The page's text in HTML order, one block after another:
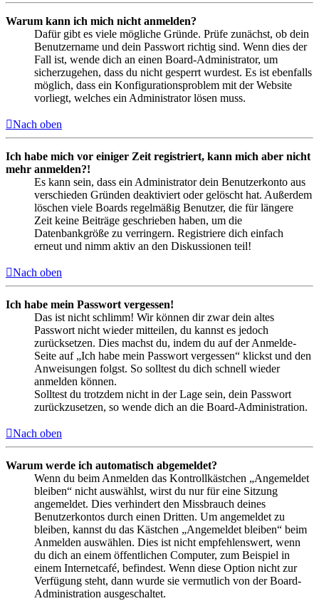
Warum kann ich mich nicht anmelden?
Dafür gibt es viele mögliche Gründe. Prüfe zunächst, ob dein
Benutzername und dein Passwort richtig sind. Wenn dies der
Fall ist, wende dich an einen Board-Administrator, um
sicherzugehen, dass du nicht gesperrt wurdest. Es ist ebenfalls
möglich, dass ein Konfigurationsproblem mit der Website
vorliegt, welches ein Administrator lösen muss.
Nach oben
Ich habe mich vor einiger Zeit registriert, kann mich aber nicht
mehr anmelden?!
Es kann sein, dass ein Administrator dein Benutzerkonto aus
verschieden Gründen deaktiviert oder gelöscht hat. Außerdem
löschen viele Boards regelmäßig Benutzer, die für längere
Zeit keine Beiträge geschrieben haben, um die
Datenbankgröße zu verringern. Registriere dich einfach
erneut und nimm aktiv an den Diskussionen teil!
Nach oben
Ich habe mein Passwort vergessen!
Das ist nicht schlimm! Wir können dir zwar dein altes
Passwort nicht wieder mitteilen, du kannst es jedoch
zurücksetzen. Dies machst du, indem du auf der Anmelde-
Seite auf „Ich habe mein Passwort vergessen“ klickst und den
Anweisungen folgst. So solltest du dich schnell wieder
anmelden können.
Solltest du trotzdem nicht in der Lage sein, dein Passwort
zurückzusetzen, so wende dich an die Board-Administration.
Nach oben
Warum werde ich automatisch abgemeldet?
Wenn du beim Anmelden das Kontrollkästchen „Angemeldet
bleiben“ nicht auswählst, wirst du nur für eine Sitzung
angemeldet. Dies verhindert den Missbrauch deines
Benutzerkontos durch einen Dritten. Um angemeldet zu
bleiben, kannst du das Kästchen „Angemeldet bleiben“ beim
Anmelden auswählen. Dies ist nicht empfehlenswert, wenn
du dich an einem öffentlichen Computer, zum Beispiel in
einem Internetcafé, befindest. Wenn diese Option nicht zur
Verfügung steht, dann wurde sie vermutlich von der Board-
Administration ausgeschaltet.